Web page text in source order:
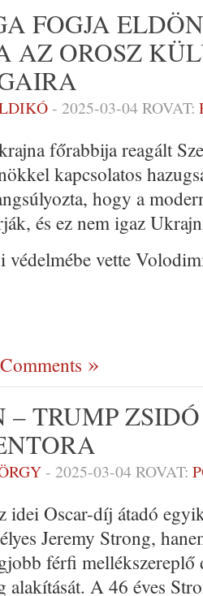
FOGJA
AZ OROSZ
- 2025-03-04ROVAT:
főrabbija reagált
kapcsolatos
hogy a
és ez nem igaz
védelmébe vette
– TRUMP
- 2025-03-04ROVAT:
idei Oscar-díj átadó
Jeremy Strong,
férfi
alakítását. A 46 éves